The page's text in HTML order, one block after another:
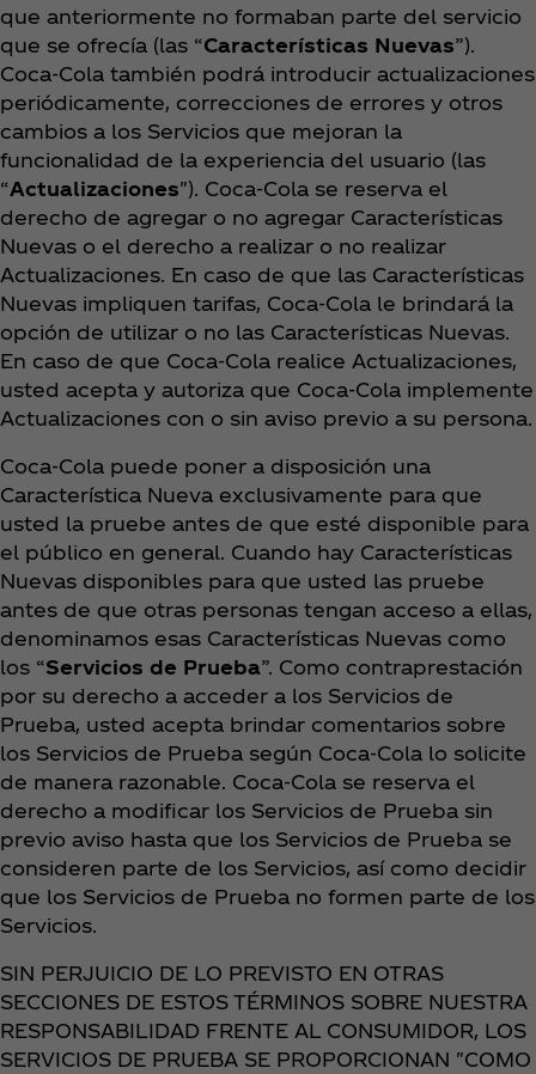
que anteriormente no formaban parte del servicio
que se ofrecía (las “Características Nuevas”).
Coca‑Cola también podrá introducir actualizaciones
periódicamente, correcciones de errores y otros
cambios a los Servicios que mejoran la
funcionalidad de la experiencia del usuario (las
“Actualizaciones"). Coca‑Cola se reserva el
derecho de agregar o no agregar Características
Nuevas o el derecho a realizar o no realizar
Actualizaciones. En caso de que las Características
Nuevas impliquen tarifas, Coca‑Cola le brindará la
opción de utilizar o no las Características Nuevas.
En caso de que Coca‑Cola realice Actualizaciones,
usted acepta y autoriza que Coca‑Cola implemente
Actualizaciones con o sin aviso previo a su persona.
Coca‑Cola puede poner a disposición una
Característica Nueva exclusivamente para que
usted la pruebe antes de que esté disponible para
el público en general. Cuando hay Características
Nuevas disponibles para que usted las pruebe
antes de que otras personas tengan acceso a ellas,
denominamos esas Características Nuevas como
los “Servicios de Prueba”. Como contraprestación
por su derecho a acceder a los Servicios de
Prueba, usted acepta brindar comentarios sobre
los Servicios de Prueba según Coca‑Cola lo solicite
de manera razonable. Coca‑Cola se reserva el
derecho a modificar los Servicios de Prueba sin
previo aviso hasta que los Servicios de Prueba se
consideren parte de los Servicios, así como decidir
que los Servicios de Prueba no formen parte de los
Servicios.
SIN PERJUICIO DE LO PREVISTO EN OTRAS
SECCIONES DE ESTOS TÉRMINOS SOBRE NUESTRA
RESPONSABILIDAD FRENTE AL CONSUMIDOR, LOS
SERVICIOS DE PRUEBA SE PROPORCIONAN "COMO